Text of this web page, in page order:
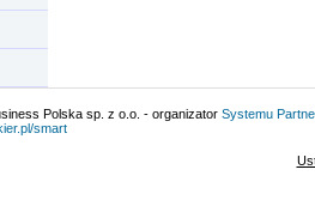
Polska sp. z o.o. - organizator Systemu
smart